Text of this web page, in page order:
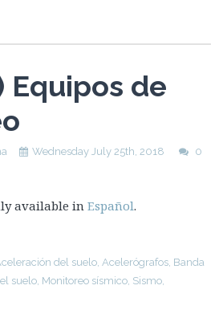
Equipos de
Wednesday July 25th, 2018
0
available in Español.
del suelo, Acelerógrafos, Banda
suelo, Monitoreo sísmico, Sismo,